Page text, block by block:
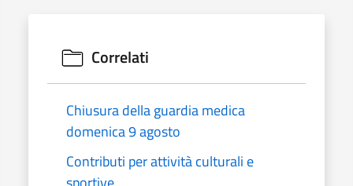
Correlati
Chiusura della guardia medica
domenica 9 agosto
Contributi per attività culturali e